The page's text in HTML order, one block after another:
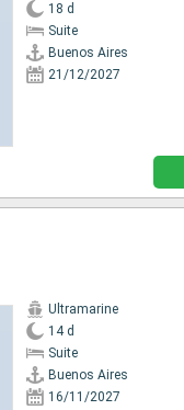
18 d
Suite
Buenos Aires
21/12/2027
Ultramarine
14 d
Suite
Buenos Aires
16/11/2027